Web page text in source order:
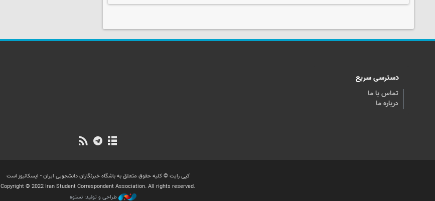
دسترسی سریع
تماس با ما
درباره ما
کپی رایت © کلیه حقوق متعلق به باشگاه خبرنگاران دانشجویی ایران - ایسکانیوز است
Copyright © 2022 Iran Student Correspondent Association. All rights reserved.
طراحی و تولید: نستوه